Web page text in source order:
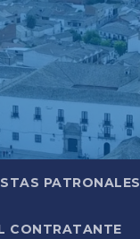
PATRONALES
CONTRATANTE